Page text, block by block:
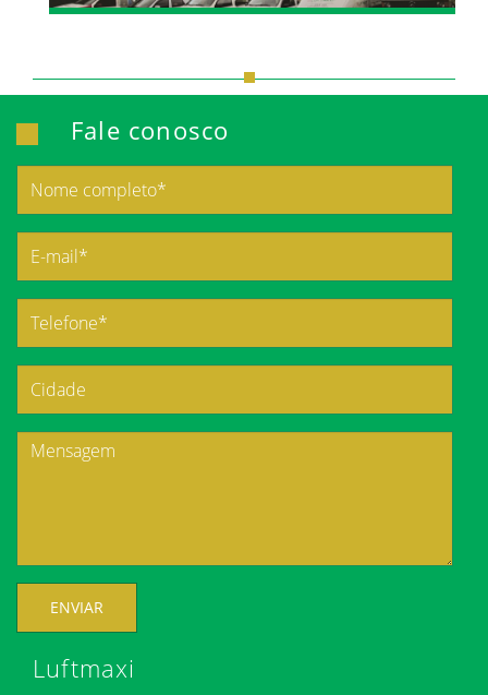
Fale conosco
ENVIAR
Luftmaxi